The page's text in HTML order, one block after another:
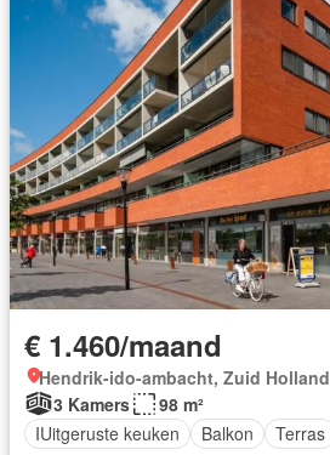
€ 1.460/maand
Hendrik-ido-ambacht, Zuid Holland
3 Kamers
98 m²
IUitgeruste keuken
Balkon Terras